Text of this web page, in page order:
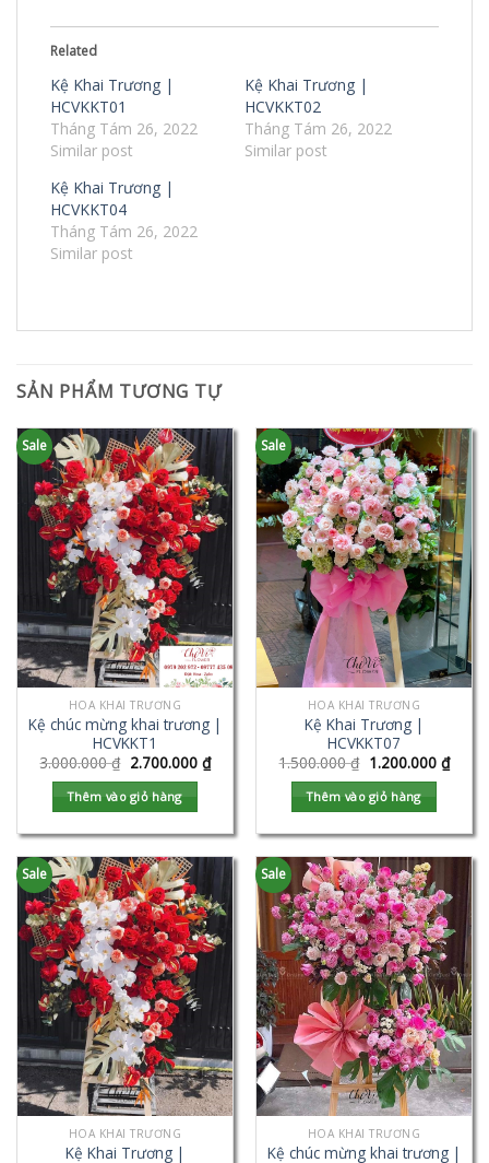
Related
Kệ Khai Trương |
HCVKKT01
Tháng Tám 26, 2022
Similar post
Kệ Khai Trương |
HCVKKT02
Tháng Tám 26, 2022
Similar post
Kệ Khai Trương |
HCVKKT04
Tháng Tám 26, 2022
Similar post
SẢN PHẨM TƯƠNG TỰ
Sale
HOA KHAI TRƯƠNG
Kệ chúc mừng khai trương |
HCVKKT1
3.000.000₫ 2.700.000 ₫
Thêm vào giỏ hàng
Sale
HOA KHAI TRƯƠNG
Kệ Khai Trương |
HCVKKT07
1.500.000₫ 1.200.000 ₫
Thêm vào giỏ hàng
Sale
HOA KHAI TRƯƠNG
Kệ Khai Trương |
Sale
HOA KHAI TRƯƠNG
Kệ chúc mừng khai trương |